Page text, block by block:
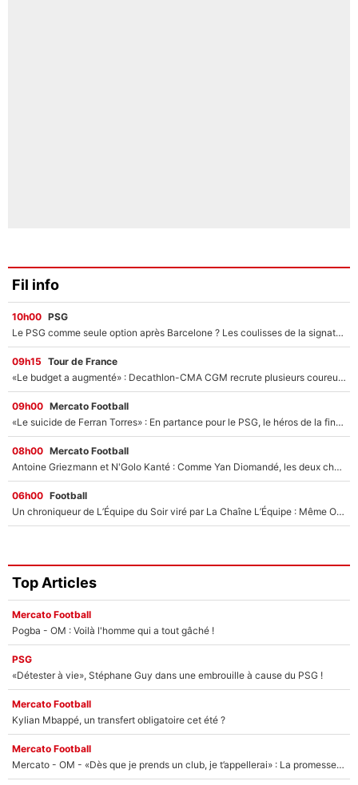
Fil info
10h00 PSG
Le PSG comme seule option après Barcelone ? Les coulisses de la signature historique de Lionel Messi sont révélées au grand jour !
09h15 Tour de France
«Le budget a augmenté» : Decathlon-CMA CGM recrute plusieurs coureurs pour offrir à Paul Seixas une équipe pour gagner le Tour de France 2027
09h00 Mercato Football
«Le suicide de Ferran Torres» : En partance pour le PSG, le héros de la finale de la Coupe du monde s'attire les foudres de la presse espagnole !
08h00 Mercato Football
Antoine Griezmann et N'Golo Kanté : Comme Yan Diomandé, les deux champions du monde ont refusé de signer au PSG !
06h00 Football
Un chroniqueur de L’Équipe du Soir viré par La Chaîne L’Équipe : Même Olivier Ménard n’avait pas pu empêcher son départ, «je l’ai appris sur Twitter, je l’ai vécu assez mal»
Top Articles
Mercato Football
Pogba - OM : Voilà l'homme qui a tout gâché !
PSG
«Détester à vie», Stéphane Guy dans une embrouille à cause du PSG !
Mercato Football
Kylian Mbappé, un transfert obligatoire cet été ?
Mercato Football
Mercato - OM - «Dès que je prends un club, je t’appellerai» : La promesse de Marcelino au moment de claquer la porte